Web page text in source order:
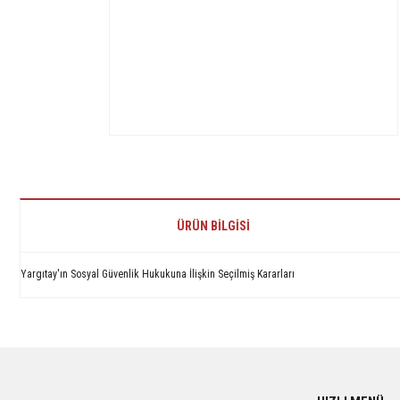
ÜRÜN BILGISI
Yargıtay'ın Sosyal Güvenlik Hukukuna İlişkin Seçilmiş Kararları